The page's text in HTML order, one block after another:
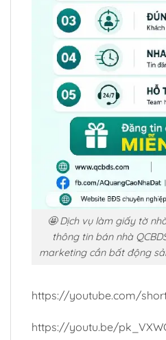
🤩 Dịch vụ làm giấy tờ
thông tin bán nhà
marketing cần bất động
https://youtube.com/
https://youtu.be/